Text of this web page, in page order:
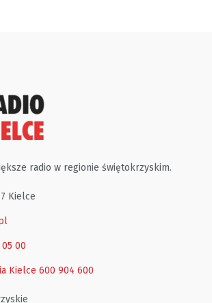
radio w regionie świętokrzyskim.
Kielce
00
Kielce 600 904 600